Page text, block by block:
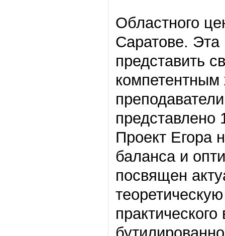
Областного
Саратове.
представить
компетентным
Проект Егора
баланса и
посвящен